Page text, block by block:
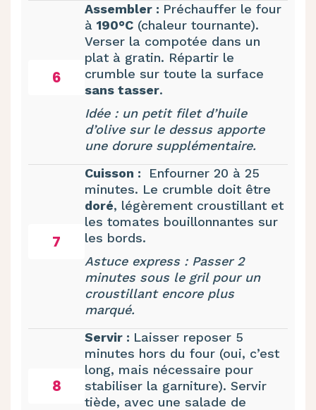
6
Assembler : Préchauffer le four
à 190°C (chaleur tournante).
Verser la compotée dans un
plat à gratin. Répartir le
crumble sur toute la surface
sans tasser.
Idée : un petit filet d’huile
d’olive sur le dessus apporte
une dorure supplémentaire.
7
Cuisson :
Enfourner 20 à 25
minutes. Le crumble doit être
doré, légèrement croustillant et
les tomates bouillonnantes sur
les bords.
Astuce express : Passer 2
minutes sous le gril pour un
croustillant encore plus
marqué.
8
Servir : Laisser reposer 5
minutes hors du four (oui, c’est
long, mais nécessaire pour
stabiliser la garniture). Servir
tiède, avec une salade de